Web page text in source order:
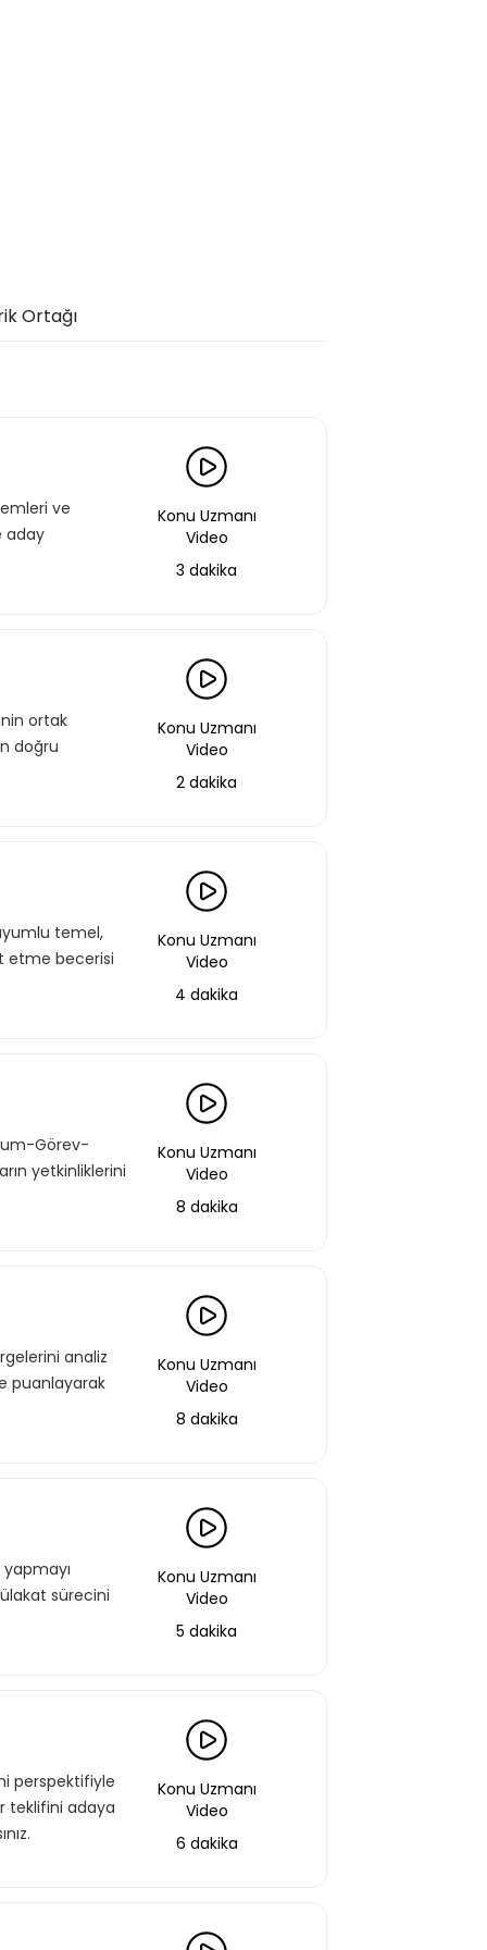
Ortağı
ve
aday
Konu Uzmanı
Video
3 dakika
ortak
doğru
Konu Uzmanı
Video
2 dakika
temel,
etme becerisi
Konu Uzmanı
Video
4 dakika
Görev-
yetkinliklerini
Konu Uzmanı
Video
8 dakika
analiz
puanlayarak
Konu Uzmanı
Video
8 dakika
sürecini
Konu Uzmanı
Video
5 dakika
perspektifiyle
teklifini adaya
Konu Uzmanı
Video
6 dakika
bir şekilde erişebilirsin.
Basic Paketi Kapsar